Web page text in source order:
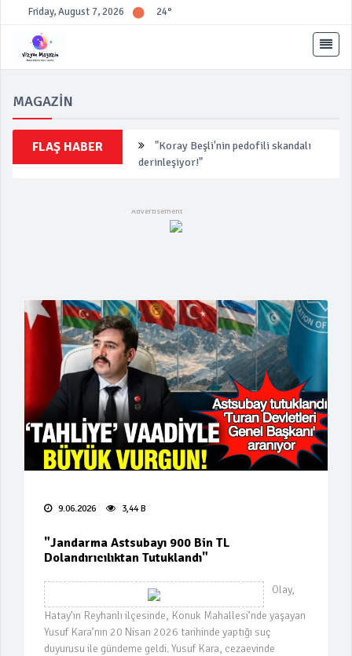
Friday, August 7, 2026 24°
MAGAZİN
FLAŞ HABER
"Koray Beşli'nin pedofili skandalı
derinleşiyor!"
Operasyon: 7 Gözaltı"
Parti Başkanı Gözaltında"
CHP'de 'Truva Atı' İsimlere Disiplin
Süreci!
Suç Örgütü Liderine Arjantin'den
İade Kararı!
"Borç Krizi: Bankalar Gayrimenkul
Satışına Başladı"
Aile Hastalığı
"Fıtık Tedavisinde Kapalı Cerrahinin
Avantajları"
"Astrolog Mikaela Astro'dan
Manifest için kehanet!"
9.06.2026 3,44 B
"Jandarma Astsubayı 900 Bin TL
Dolandırıcılıktan Tutuklandı"
Olay,
Hatay’ın Reyhanlı ilçesinde, Konuk Mahallesi’nde yaşayan
Yusuf Kara’nın 20 Nisan 2026 tarihinde yaptığı suç
duyurusu ile gündeme geldi. Yusuf Kara, cezaevinde